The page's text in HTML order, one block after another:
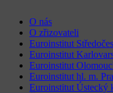
O nás
O zřizovateli
Euroinstitut
Euroinstitut
Euroinstitut
Euroinstitut hl. m.
Euroinstitut Ústecký